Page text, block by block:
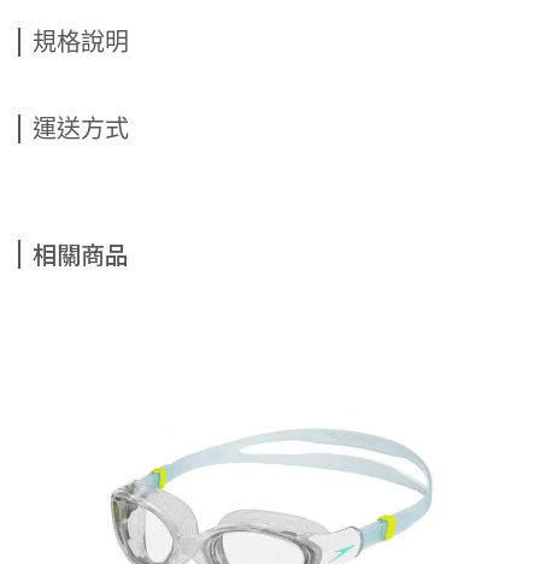
規格說明
運送方式
相關商品